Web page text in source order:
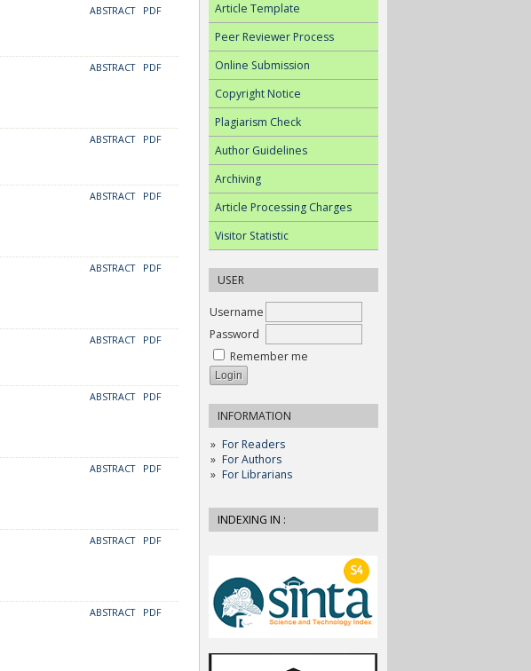
Article Template
Peer Reviewer Process
Online Submission
Copyright Notice
Plagiarism Check
Author Guidelines
Archiving
Article Processing Charges
Visitor Statistic
USER
Username
Password
Remember me
INFORMATION
For Readers
For Authors
For Librarians
INDEXING IN :
ABSTRACT PDF
ABSTRACT PDF
ABSTRACT PDF
ABSTRACT PDF
ABSTRACT PDF
ABSTRACT PDF
ABSTRACT PDF
ABSTRACT PDF
ABSTRACT PDF
ABSTRACT PDF